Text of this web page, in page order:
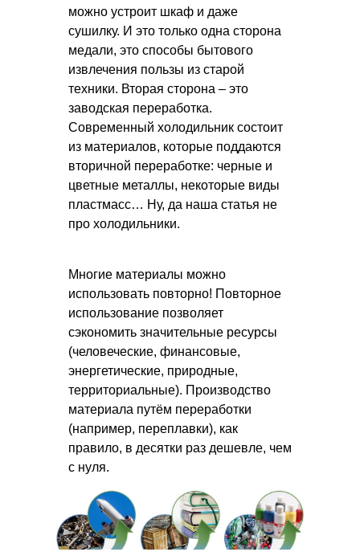
можно устроит шкаф и даже
сушилку. И это только одна сторона
медали, это способы бытового
извлечения пользы из старой
техники. Вторая сторона – это
заводская переработка.
Современный холодильник состоит
из материалов, которые поддаются
вторичной переработке: черные и
цветные металлы, некоторые виды
пластмасс… Ну, да наша статья не
про холодильники.
Многие материалы можно
использовать повторно! Повторное
использование позволяет
сэкономить значительные ресурсы
(человеческие, финансовые,
энергетические, природные,
территориальные). Производство
материала путём переработки
(например, переплавки), как
правило, в десятки раз дешевле, чем
с нуля.